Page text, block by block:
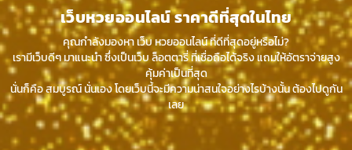
เว็บหวยออนไลน์ ราคาดีที่สุดในไทย
คุณกำลังมองหา เว็บ หวยออนไลน์ ที่ดีที่สุดอยู่หรือไม่?
เรามีเว็บดีๆ มาแนะนำ ซึ่งเป็นเว็บ ล็อตตารี่ ที่เชื่อถือได้จริง แถมให้อัตราจ่ายสูง
คุ้มค่าเป็นที่สุด
นั่นก็คือ สมบูรณ์ นั่นเอง โดยเว็บนี้จะมีความน่าสนใจอย่างไรบ้างนั้น ต้องไปดูกัน
เลย